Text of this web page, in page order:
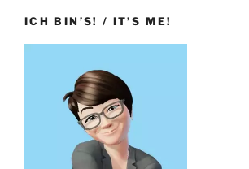
ICH BIN’S! / IT’S ME!